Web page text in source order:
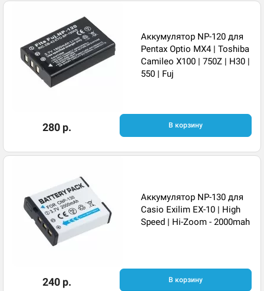
Аккумулятор NP-120 для
Pentax Optio MX4 | Toshiba
Camileo X100 | 750Z | H30 |
550 | Fuj
280 р. В корзину
Аккумулятор NP-130 для
Casio Exilim EX-10 | High
Speed | Hi-Zoom - 2000mah
240 р. В корзину